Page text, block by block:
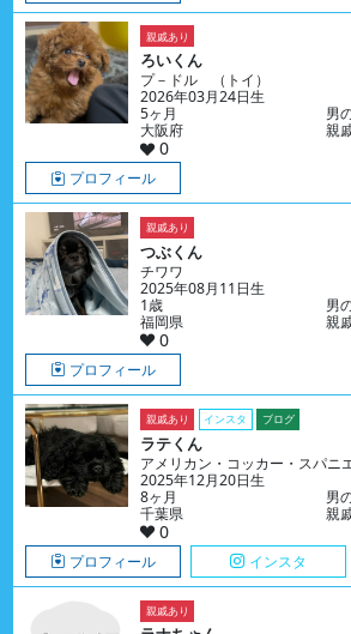
親戚あり
ろいくん
プ－ドル （トイ）
2026年03月24日生
5ヶ月
男
大阪府
親
0
プロフィール
親戚あり
つぶくん
チワワ
2025年08月11日生
1歳
男
福岡県
親
0
プロフィール
親戚あり インスタ ブログ
ラテくん
アメリカン・コッカー・スパニ
2025年12月20日生
8ヶ月
男
千葉県
親
0
プロフィール インスタ
親戚あり